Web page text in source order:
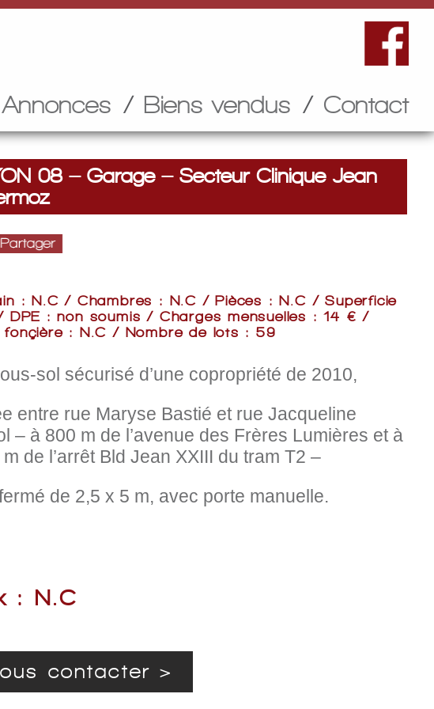
Annonces Biens vendus Contact
08 – Garage – Secteur Clinique Jean
: N.C / Chambres : N.C / Pièces : N.C / Superficie
DPE : non soumis / Charges mensuelles : 14 € /
fonçière : N.C / Nombre de lots : 59
sol sécurisé d’une copropriété de 2010,
entre rue Maryse Bastié et rue Jacqueline
– à 800 m de l’avenue des Frères Lumières et à
de l’arrêt Bld Jean XXIII du tram T2 –
de 2,5 x 5 m, avec porte manuelle.
: N.C
contacter >